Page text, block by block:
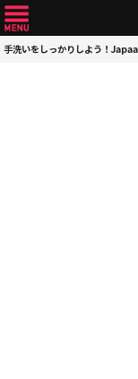
手洗いをしっかりしよう！